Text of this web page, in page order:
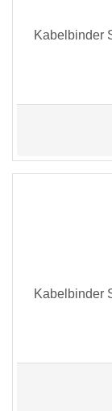
Kabelbinder
Kabelbinder